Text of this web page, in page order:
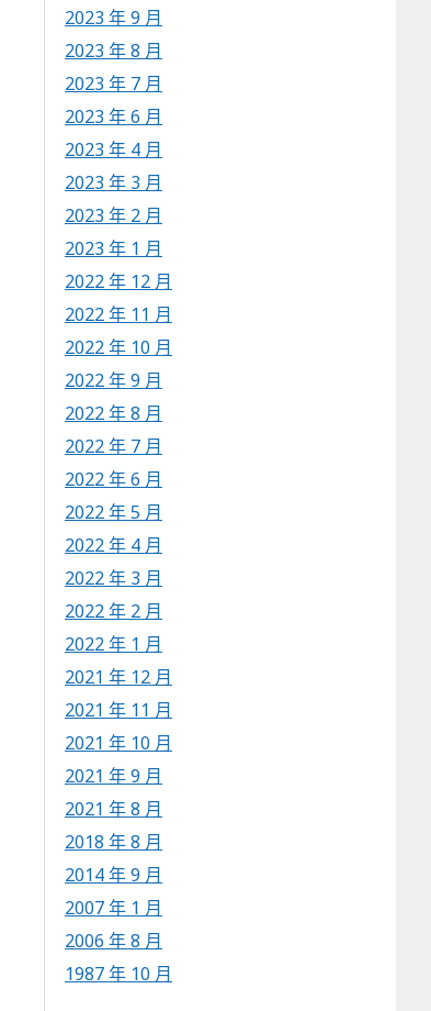
2023 年 9 月
2023 年 8 月
2023 年 7 月
2023 年 6 月
2023 年 4 月
2023 年 3 月
2023 年 2 月
2023 年 1 月
2022 年 12 月
2022 年 11 月
2022 年 10 月
2022 年 9 月
2022 年 8 月
2022 年 7 月
2022 年 6 月
2022 年 5 月
2022 年 4 月
2022 年 3 月
2022 年 2 月
2022 年 1 月
2021 年 12 月
2021 年 11 月
2021 年 10 月
2021 年 9 月
2021 年 8 月
2018 年 8 月
2014 年 9 月
2007 年 1 月
2006 年 8 月
1987 年 10 月